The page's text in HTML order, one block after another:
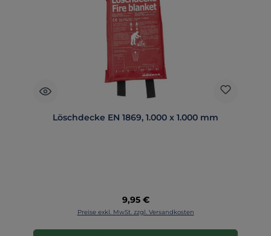
Löschdecke EN 1869, 1.000 x 1.000 mm
Regulärer Preis:
9,95 €
Preise exkl. MwSt. zzgl. Versandkosten